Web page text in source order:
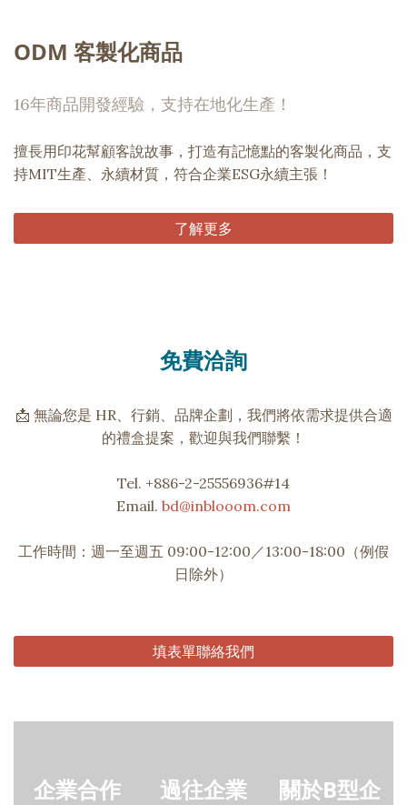
ODM 客製化商品
16年商品開發經驗，支持在地化生產！
擅長用印花幫顧客說故事，打造有記憶點的客製化商品，支
持MIT生產、永續材質，符合企業ESG永續主張！
了解更多
免費洽詢
📩 無論您是 HR、行銷、品牌企劃，我們將依需求提供合適
的禮盒提案，歡迎與我們聯繫！
Tel. +886-2-25556936#14
Email. bd@inblooom.com
工作時間：週一至週五 09:00-12:00／13:00-18:00（例假
日除外）
填表單聯絡我們
企業合作
過往企業
關於B型企